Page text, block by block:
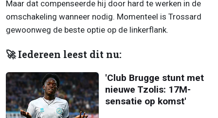
Maar dat compenseerde hij door hard te werken in de
omschakeling wanneer nodig. Momenteel is Trossard
gewoonweg de beste optie op de linkerflank.
🚀 Iedereen leest dit nu:
'Club Brugge stunt met
nieuwe Tzolis: 17M-
sensatie op komst'